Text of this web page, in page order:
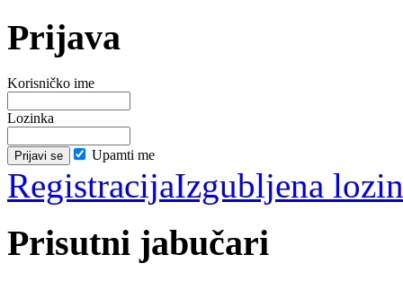
Prijava
Korisničko ime
Lozinka
Upamti me
RegistracijaIzgubljena
Prisutni jabučari